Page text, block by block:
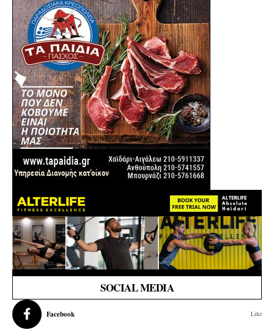
SOCIAL MEDIA
Facebook Like